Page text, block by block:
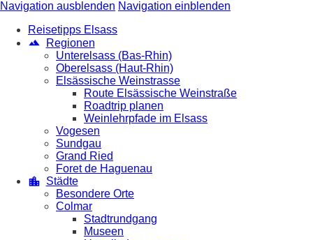
Navigation ausblenden Navigation einblenden
Reisetipps Elsass
Regionen
Unterelsass (Bas-Rhin)
Oberelsass (Haut-Rhin)
Elsässische Weinstrasse
Route Elsässische Weinstraße
Roadtrip planen
Weinlehrpfade im Elsass
Vogesen
Sundgau
Grand Ried
Foret de Haguenau
Städte
Besondere Orte
Colmar
Stadtrundgang
Museen